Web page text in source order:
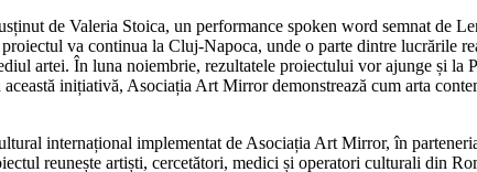
de Valeria Stoica, un performance spoken word semnat de
va continua la Cluj-Napoca, unde o parte dintre lucrările
artei. În luna noiembrie, rezultatele proiectului vor ajunge și
inițiativă, Asociația Art Mirror demonstrează cum arta
internațional implementat de Asociația Art Mirror, în
reunește artiști, cercetători, medici și operatori culturali din